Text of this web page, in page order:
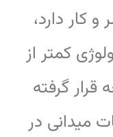
کار دارد،
کمتر از
گرفته
میدانی در